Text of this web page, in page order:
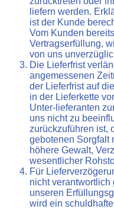
liefern werden.
ist der Kunde
Vom Kunden
Vertragserfüllung,
von uns
Die Lieferfrist
angemessenen
der Lieferfrist auf
in der Lieferkette
Unter-lieferanten
uns nicht zu
zurückzuführen ist,
gebotenen Sorgfalt
höhere Gewalt,
wesentlicher
Für
nicht verantwortlich
unseren
wird ein